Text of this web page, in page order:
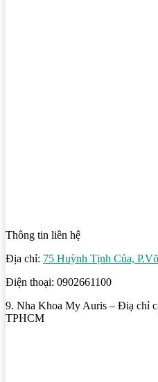
Thông tin liên hệ
Địa chỉ: 75 Huỳnh Tịnh Của,
Điện thoại: 0902661100
9. Nha Khoa My Auris – Điạ chỉ
TPHCM